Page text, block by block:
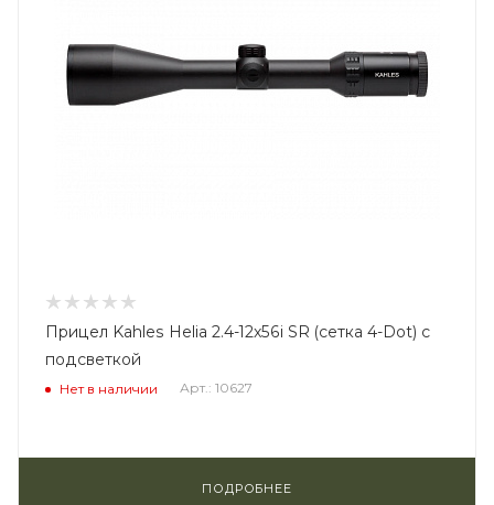
Прицел Kahles Helia 2.4-12x56i SR (сетка 4-Dot) с
подсветкой
Нет в наличии Арт.: 10627
ПОДРОБНЕЕ